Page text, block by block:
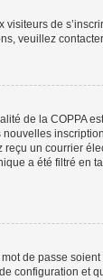
de
veuillez
de la COPPA
un courrier
a été filtré en
de passe
configuration et